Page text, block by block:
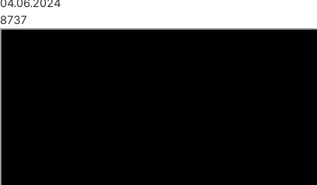
04.06.2024
8737